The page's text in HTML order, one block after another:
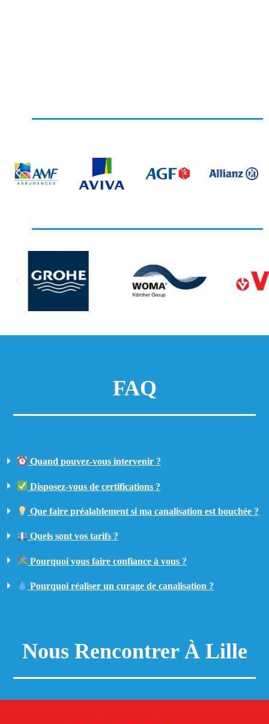
FAQ
Quand pouvez-vous intervenir ?
Disposez-vous de certifications ?
Que faire préalablement si ma canalisation est bouchée ?
Quels sont vos tarifs ?
Pourquoi vous faire confiance à vous ?
Pourquoi réaliser un curage de canalisation ?
Nous Rencontrer À Lille